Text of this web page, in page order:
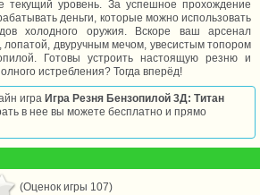
текущий уровень. За успешное прохождение
деньги, которые можно использовать
холодного оружия. Вскоре ваш арсенал
лопатой, двуручным мечом, увесистым топором
Готовы устроить настоящую резню и
истребления? Тогда вперёд!
игра Игра Резня Бензопилой 3Д: Титан
в нее вы можете бесплатно и прямо
(Оценок игры 107)